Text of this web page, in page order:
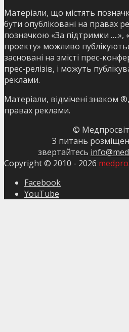
Матеріали, що містять
бути опубліковані на правах
позначкою «За підтримки ….»,
проекту» можливо
засновані на змісті прес-
прес-релізів, і можуть
реклами.
Матеріали, відмічені знаком
правах реклами.
©
З питань
звертайтесь
Copyright © 2010 - 2026
Facebook
YouTube